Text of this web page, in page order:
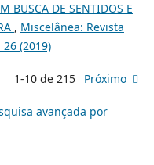
BUSCA DE SENTIDOS E
, Miscelânea: Revista
(2019)
1-10 de 215 Próximo
avançada por